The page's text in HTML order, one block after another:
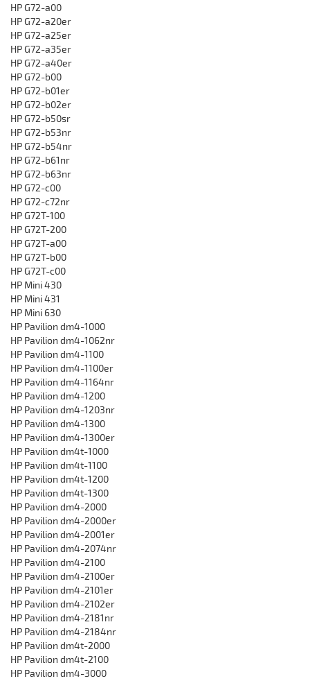
HP G72-a00
HP G72-a20er
HP G72-a25er
HP G72-a35er
HP G72-a40er
HP G72-b00
HP G72-b01er
HP G72-b02er
HP G72-b50sr
HP G72-b53nr
HP G72-b54nr
HP G72-b61nr
HP G72-b63nr
HP G72-c00
HP G72-c72nr
HP G72T-100
HP G72T-200
HP G72T-a00
HP G72T-b00
HP G72T-c00
HP Mini 430
HP Mini 431
HP Mini 630
HP Pavilion dm4-1000
HP Pavilion dm4-1062nr
HP Pavilion dm4-1100
HP Pavilion dm4-1100er
HP Pavilion dm4-1164nr
HP Pavilion dm4-1200
HP Pavilion dm4-1203nr
HP Pavilion dm4-1300
HP Pavilion dm4-1300er
HP Pavilion dm4t-1000
HP Pavilion dm4t-1100
HP Pavilion dm4t-1200
HP Pavilion dm4t-1300
HP Pavilion dm4-2000
HP Pavilion dm4-2000er
HP Pavilion dm4-2001er
HP Pavilion dm4-2074nr
HP Pavilion dm4-2100
HP Pavilion dm4-2100er
HP Pavilion dm4-2101er
HP Pavilion dm4-2102er
HP Pavilion dm4-2181nr
HP Pavilion dm4-2184nr
HP Pavilion dm4t-2000
HP Pavilion dm4t-2100
HP Pavilion dm4-3000